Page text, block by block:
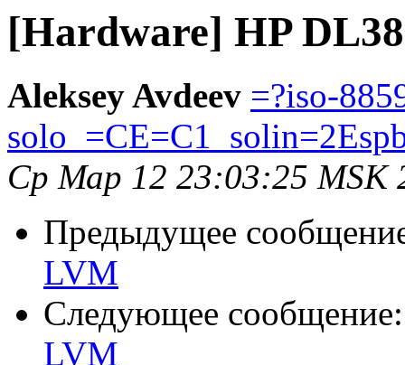
[Hardware] HP
Aleksey Avdeev =?iso-
Ср Мар 12 23:03:25 MSK
Предыдущее
LVM
Следующее
LVM